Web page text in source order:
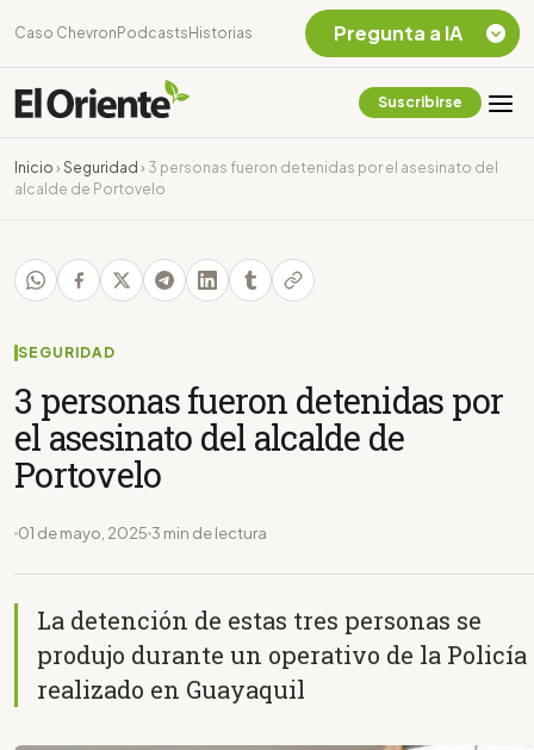
Caso Chevron Podcasts Historias
Suscribirse
Inicio › Seguridad › 3 personas fueron detenidas por el asesinato del
alcalde de Portovelo
SEGURIDAD
3 personas fueron detenidas por
el asesinato del alcalde de
Portovelo
01 de mayo, 2025 3 min de lectura
La detención de estas tres personas se
produjo durante un operativo de la Policía
realizado en Guayaquil
Pregunta a IA
Chevron Ecuador